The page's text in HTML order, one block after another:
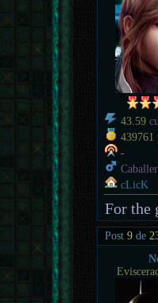
43.59
439761
-
cLicK
For the
Post9 de